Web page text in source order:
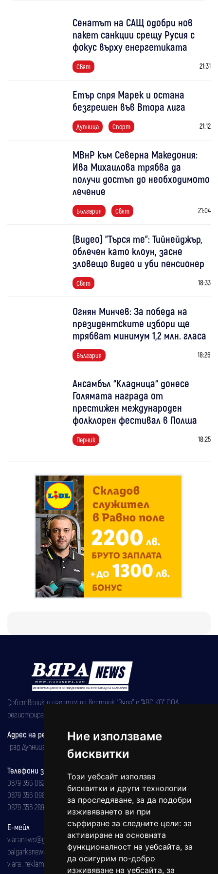
Ние използваме
бисквитки
Този уебсайт използва
бисквитки и други технологии
за проследяване, за да подобри
изживяването ви при
сърфиране за следните цели: за
активиране на основната
функционалност на уебсайта, за
да осигурим по-добро
изживяване на уебсайта, за
Сенатът на САЩ одобри нов
пакет санкции срещу Русия с
фокус върху енергетиката
Свят 21:31
Етър спря Марек и остана
безгрешен във Втора лига
Дупница Спорт 21:12
МВнР към Северна Македония:
Ива Михаилова трябва да
получи достъп до необходимото
лечение
България Свят 21:04
(Видео) "Търся те": Тийнейджър,
облечен като клоун, засне
зловещо видео и уби пенсионер
Свят 18:33
Огнян Минчев: За победа на
президентските избори ще
трябват минимум 1,2 млн. гласа
България 18:26
Ансамбъл “Кладница“ донесе
Голямата награда от
престижен международен
фолклорен фестивал в Полша
Перник 18:25
Собственик и издател на вестник "Вяра" е "АВС КО" ООД,
регистрирана на 08.05.2002 година.
Адрес на редакцията
Град Дупница, ул.''Христо Ботев" 43
Телефони за реклама и абонаменти
0879 356 082
0879 356 098
0879 356 289
Е-мейл
viaranews@gmail.com
balgarkanews@gmail.com
viara_reklama@mail.bg